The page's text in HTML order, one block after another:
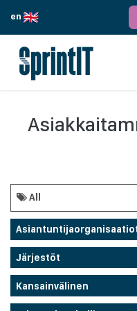
en
All
Järjestöt
Kansainvälinen